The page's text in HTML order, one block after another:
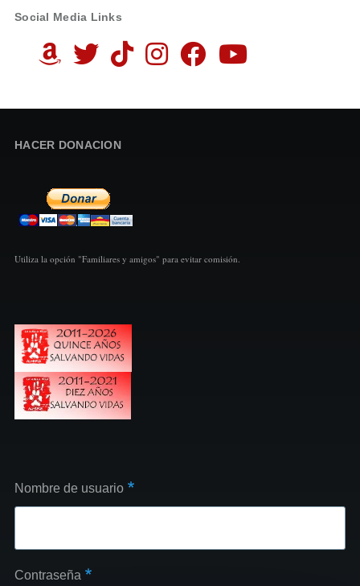
Social Media Links
HACER DONACION
Utiliza la opción "Familiares y amigos" para evitar comisión.
Nombre de usuario
Contraseña